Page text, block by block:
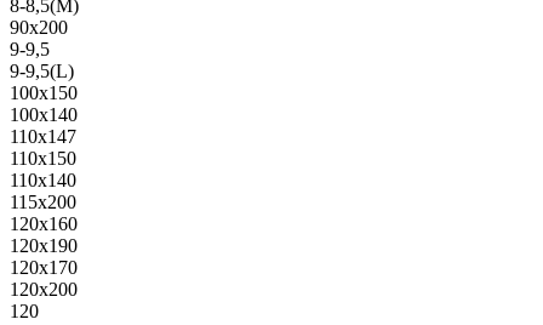
8-8,5(M)
90х200
9-9,5
9-9,5(L)
100х150
100х140
110х147
110х150
110х140
115х200
120х160
120х190
120х170
120х200
120